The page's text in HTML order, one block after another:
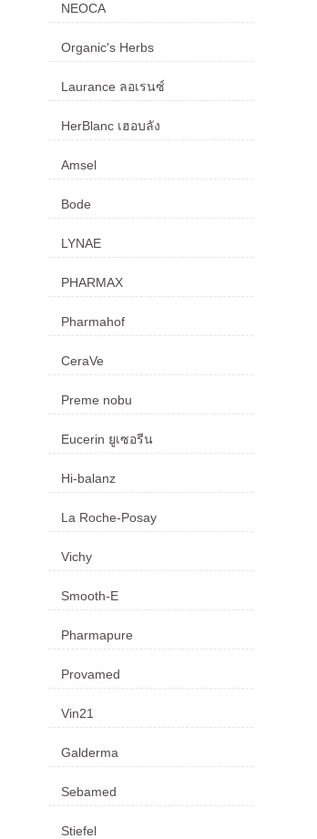
NEOCA
Organic's Herbs
Laurance ลอเรนซ์
HerBlanc เฮอบลัง
Amsel
Bode
LYNAE
PHARMAX
Pharmahof
CeraVe
Preme nobu
Eucerin ยูเซอรีน
Hi-balanz
La Roche-Posay
Vichy
Smooth-E
Pharmapure
Provamed
Vin21
Galderma
Sebamed
Stiefel